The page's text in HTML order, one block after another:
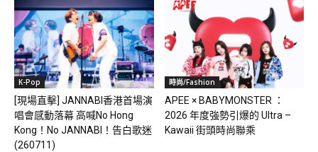
K-Pop
[現場直擊] JANNABI香港首場演
唱會感動落幕 高喊No Hong
Kong！No JANNABI！告白歌迷
(260711)
時尚/Fashion
APEE × BABYMONSTER ：
2026 年度強勢引爆的 Ultra –
Kawaii 街頭時尚聯乘